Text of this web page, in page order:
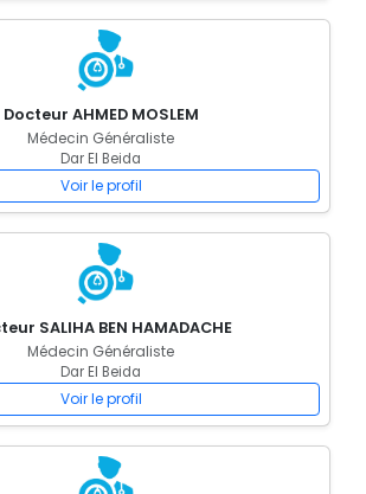
Docteur AHMED MOSLEM
Médecin Généraliste
Dar El Beida
Voir le profil
SALIHA BEN HAMADACHE
Médecin Généraliste
Dar El Beida
Voir le profil